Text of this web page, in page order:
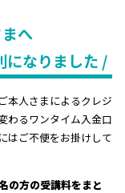
へ
になりました /
本人さまによるクレジ
わるワンタイム入金口
はご不便をお掛けして
の方の受講料をまと